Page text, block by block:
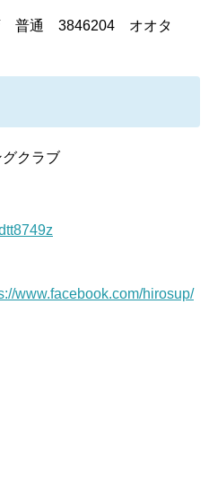
普通 3846204 オオタ
クラブ
www.facebook.com/hirosup/